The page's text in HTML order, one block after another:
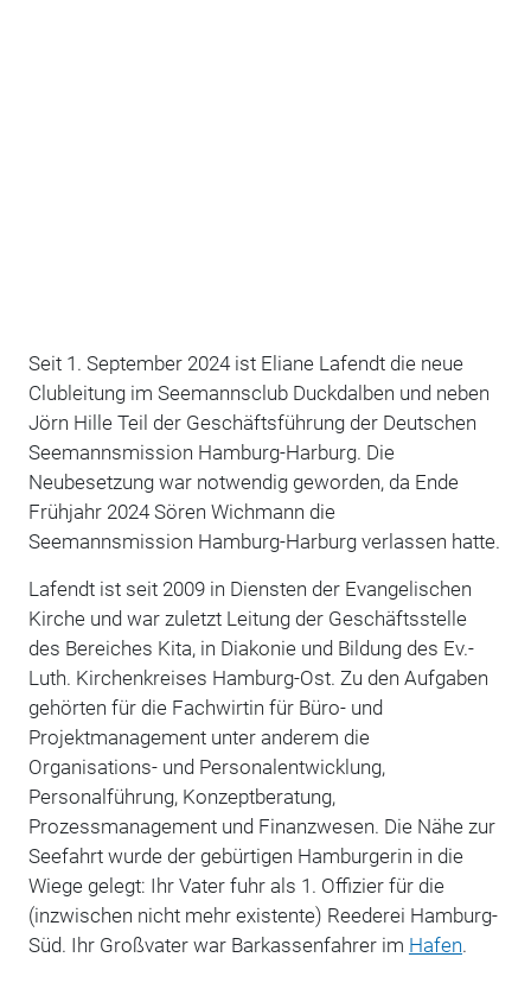
Seit 1. September 2024 ist Eliane Lafendt die neue
Clubleitung im Seemannsclub Duckdalben und neben
Jörn Hille Teil der Geschäftsführung der Deutschen
Seemannsmission Hamburg-Harburg. Die
Neubesetzung war notwendig geworden, da Ende
Frühjahr 2024 Sören Wichmann die
Seemannsmission Hamburg-Harburg verlassen hatte.
Lafendt ist seit 2009 in Diensten der Evangelischen
Kirche und war zuletzt Leitung der Geschäftsstelle
des Bereiches Kita, in Diakonie und Bildung des Ev.-
Luth. Kirchenkreises Hamburg-Ost. Zu den Aufgaben
gehörten für die Fachwirtin für Büro- und
Projektmanagement unter anderem die
Organisations- und Personalentwicklung,
Personalführung, Konzeptberatung,
Prozessmanagement und Finanzwesen. Die Nähe zur
Seefahrt wurde der gebürtigen Hamburgerin in die
Wiege gelegt: Ihr Vater fuhr als 1. Offizier für die
(inzwischen nicht mehr existente) Reederei Hamburg-
Süd. Ihr Großvater war Barkassenfahrer im Hafen.